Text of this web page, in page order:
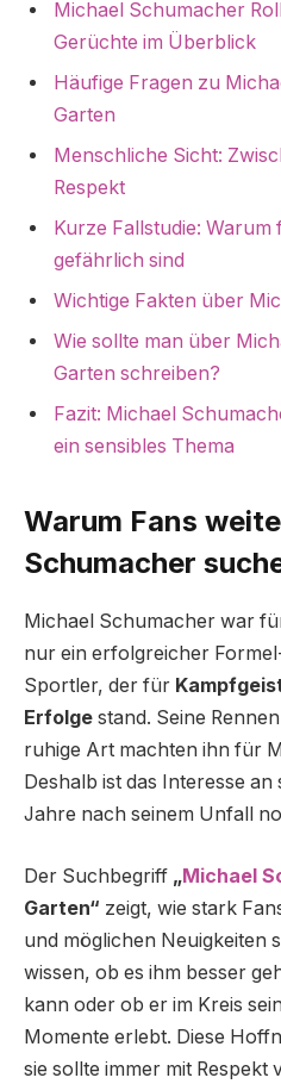
Michael Schumacher
Gerüchte im Überblick
Häufige Fragen zu
Garten
Menschliche Sicht:
Respekt
Kurze Fallstudie:
gefährlich sind
Wichtige Fakten über
Wie sollte man über
Garten schreiben?
Fazit: Michael
ein sensibles Thema
Warum Fans
Schumacher
Michael Schumacher war
nur ein erfolgreicher
Sportler, der für
Erfolge stand. Seine
ruhige Art machten ihn für
Deshalb ist das Interesse
Jahre nach seinem Unfall
Der Suchbegriff „Michael
Garten“ zeigt, wie stark
und möglichen Neuigkeiten
wissen, ob es ihm besser
kann oder ob er im Kreis
Momente erlebt. Diese
sie sollte immer mit Respekt